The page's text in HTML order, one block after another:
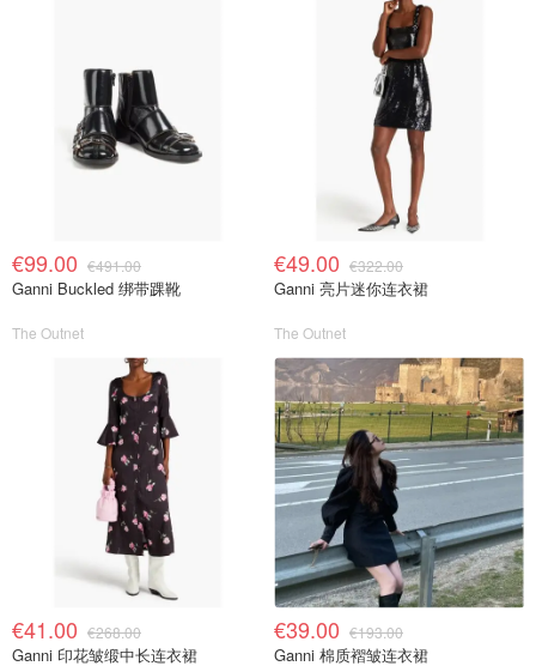
€99.00 €491.00
Ganni Buckled 绑带踝靴
The Outnet
€49.00 €322.00
Ganni 亮片迷你连衣裙
The Outnet
€41.00 €268.00
Ganni 印花皱缎中长连衣裙
€39.00 €193.00
Ganni 棉质褶皱连衣裙